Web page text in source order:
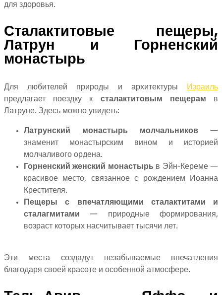
для здоровья.
Сталактитовые пещеры,
Латрун и Горненский
монастырь
Для любителей природы и архитектуры
Израиль
предлагает поездку к сталактитовым пещерам в
Латруне. Здесь можно увидеть:
Латрунский монастырь молчальников —
знаменит монастырским вином и историей
молчаливого ордена.
Горненский женский монастырь в Эйн-Кереме —
красивое место, связанное с рождением Иоанна
Крестителя.
Пещеры с впечатляющими сталактитами и
сталагмитами — природные формирования,
возраст которых насчитывает тысячи лет.
Эти места создадут незабываемые впечатления
благодаря своей красоте и особенной атмосфере.